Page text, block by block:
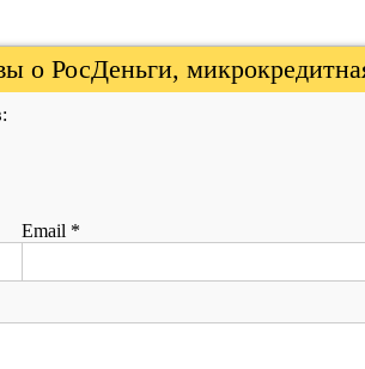
о РосДеньги,
Email *